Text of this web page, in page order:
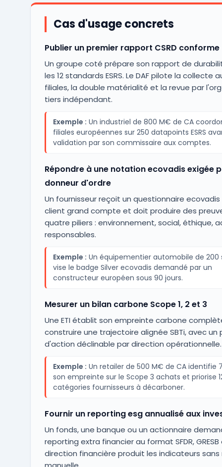
Cas d'usage concrets
Publier un premier rapport CSRD conforme
Un groupe coté prépare son rapport de
les 12 standards ESRS. Le DAF pilote la collecte
filiales, la double matérialité et la revue par
tiers indépendant.
Exemple : Un industriel de 800 M€ de CA
filiales européennes sur 250 datapoints ESRS
validation par son commissaire aux comptes.
Répondre à une notation ecovadis exigée
donneur d'ordre
Un fournisseur reçoit un questionnaire
client grand compte et doit produire des
quatre piliers : environnement, social, éthique,
responsables.
Exemple : Un équipementier automobile de 200
vise le badge Silver ecovadis demandé par un
constructeur européen sous 90 jours.
Mesurer un bilan carbone Scope 1, 2 et 3
Une ETI établit son empreinte carbone
construire une trajectoire alignée SBTi, avec un
d'action déclinable par direction opérationnelle.
Exemple : Un retailer de 500 M€ de CA identifie
son empreinte sur le Scope 3 achats et priorise
catégories fournisseurs à décarboner.
Fournir un reporting esg annualisé aux
Un fonds, une banque ou un actionnaire
reporting extra financier au format SFDR, GRESB
direction financière produit les indicateurs sans